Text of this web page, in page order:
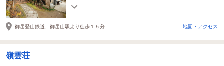
高1,000ｍの展望風呂は御岳山の滝の水を使用。
御岳登山鉄道、御岳山駅より徒歩１５分 地図・アクセス
嶺雲荘